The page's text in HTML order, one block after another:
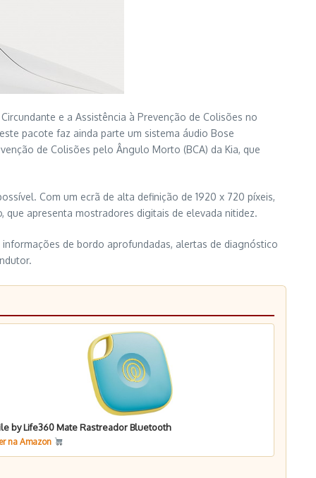
e a Assistência à Prevenção de Colisões no
pacote faz ainda parte um sistema áudio Bose
de Colisões pelo Ângulo Morto (BCA) da Kia, que
Com um ecrã de alta definição de 1920 x 720 píxeis,
apresenta mostradores digitais de elevada nitidez.
de bordo aprofundadas, alertas de diagnóstico
by Life360 Mate Rastreador Bluetooth
na Amazon